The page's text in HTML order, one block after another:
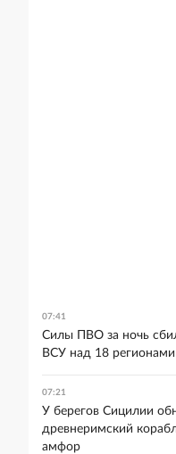
07:41
Силы ПВО за ночь
ВСУ над 18
07:21
У берегов Сицилии
древнеримский
амфор